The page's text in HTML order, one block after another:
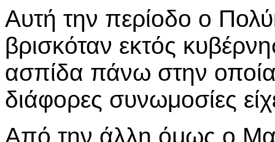
Αυτή την περίοδο ο
βρισκόταν εκτός
ασπίδα πάνω στην
διάφορες συνωμοσίες
Από την άλλη όμως ο